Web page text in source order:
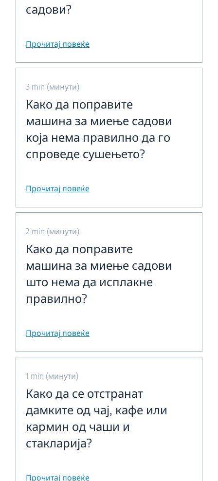
садови?
Прочитај повеќе
3 min (минути)
Како да поправите
машина за миење садови
која нема правилно да го
спроведе сушењето?
Прочитај повеќе
2 min (минути)
Како да поправите
машина за миење садови
што нема да исплакне
правилно?
Прочитај повеќе
1 min (минути)
Како да се отстранат
дамките од чај, кафе или
кармин од чаши и
стакларија?
Прочитај повеќе